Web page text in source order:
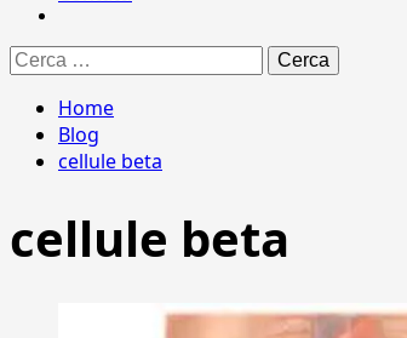
Ricerca
per:
Home
Blog
cellule beta
cellule beta